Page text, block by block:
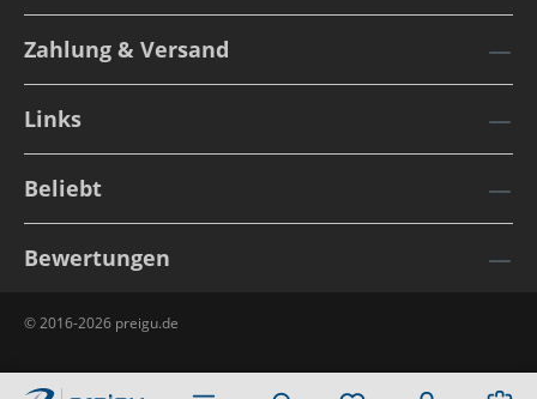
Zahlung & Versand
Links
Beliebt
Bewertungen
© 2016-2026 preigu.de